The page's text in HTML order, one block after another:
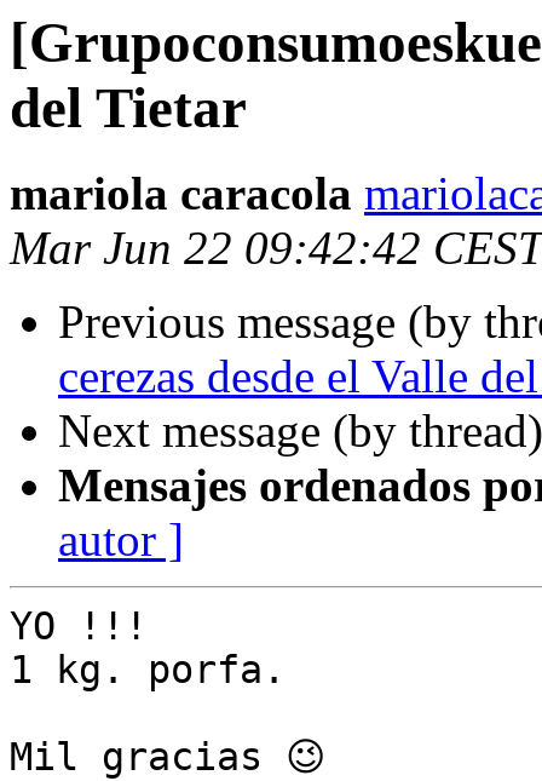
del Tietar
mariola caracola
Mar Jun 22 09:42:42
Previous message (by
cerezas desde el Valle
Next message (by
Mensajes ordenados
autor ]
YO !!!
1 kg. porfa.
Mil gracias 😉